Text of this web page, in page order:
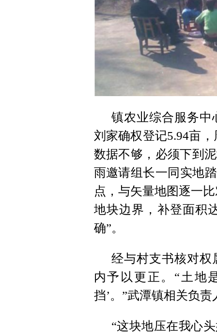
镇农业综合服务中
刘家确权登记5.94亩
数据不够，必须下到
雨邀请组长一同实地
点，与矢量地图逐一
地块边界，补登面积
确”。
经与村支书核对权
内予以更正。“土地
挡’。”武潭镇相关负责
“这块地压在我心